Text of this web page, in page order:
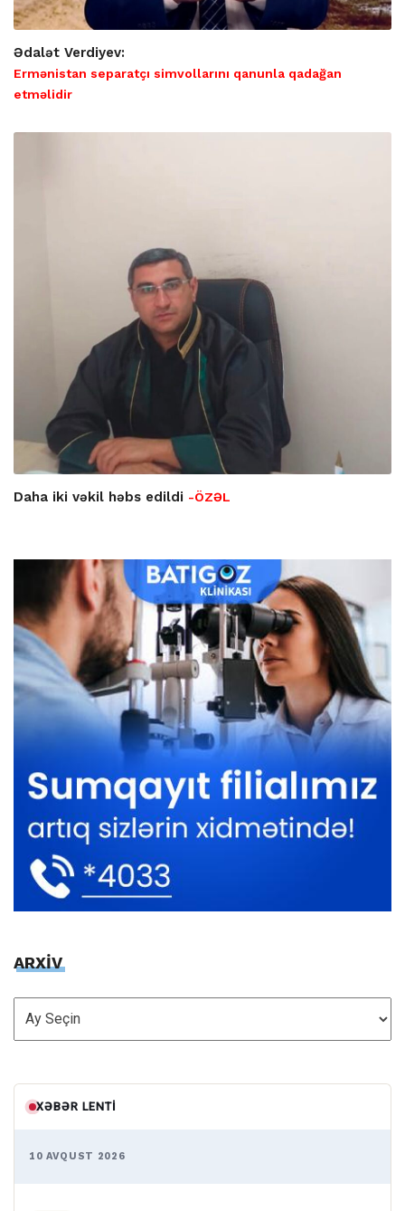
Ədalət Verdiyev:
Ermənistan separatçı simvollarını qanunla qadağan
etməlidir
Daha iki vəkil həbs edildi -ÖZƏL
ARXİV
ARXİV
XƏBƏR LENTI
10 AVQUST 2026